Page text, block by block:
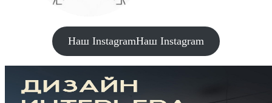
Наш InstagramНаш Instagram